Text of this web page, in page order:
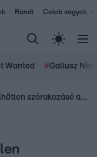
Randi Celeb vagyok,
Wanted #Gallusz
Novemberben is a felhőtlen szórakozásé a főszerep az RTL csatornáin